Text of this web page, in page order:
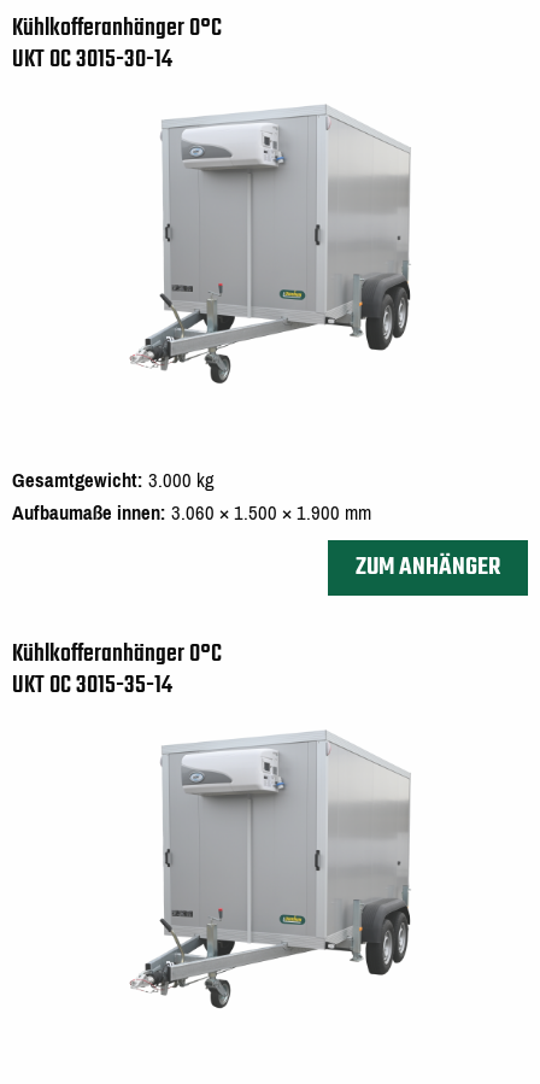
Kühlkofferanhänger 0°C
UKT 0C 3015-30-14
Gesamtgewicht 3.000 kg
Aufbaumaße innen 3.060 × 1.500 × 1.900 mm
ZUM ANHÄNGER
Kühlkofferanhänger 0°C
UKT 0C 3015-35-14